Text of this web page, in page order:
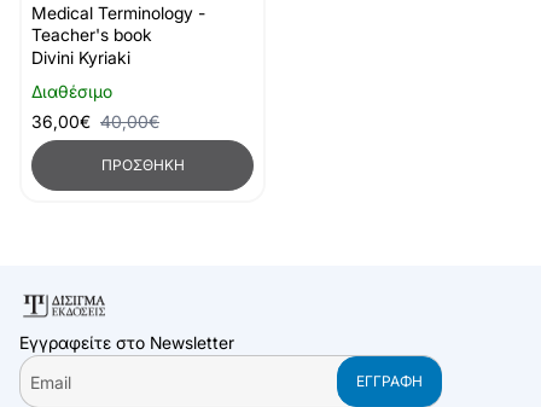
Διαθέσιμο
Medical Terminology -
Teacher's book
Divini Kyriaki
36,00€ 40,00€
ΠΡΟΣΘΉΚΗ
Εγγραφείτε στο Newsletter
Email
ΕΓΓΡΑΦΉ